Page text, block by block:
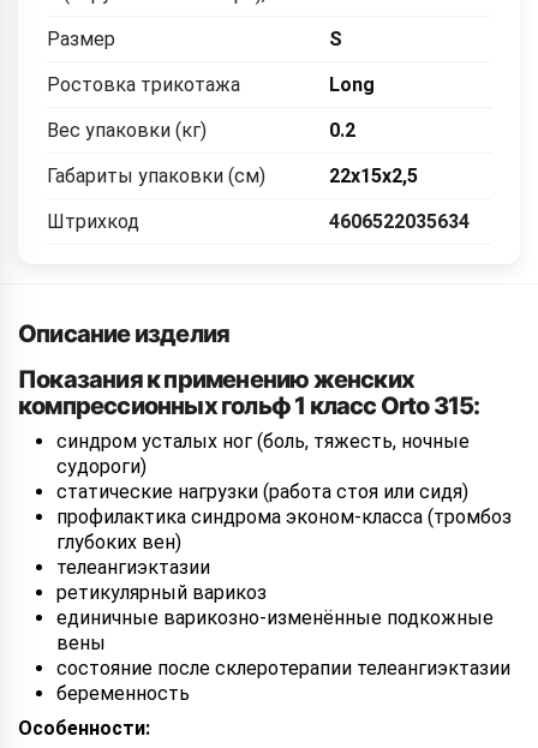
Размер
S
Ростовка трикотажа
Long
Вес упаковки (кг)
0.2
Габариты упаковки (см)
22x15x2,5
Штрихкод
4606522035634
Описание изделия
Показания к применению женских
компрессионных гольф 1 класс Orto 315:
синдром усталых ног (боль, тяжесть, ночные
судороги)
статические нагрузки (работа стоя или сидя)
профилактика синдрома эконом-класса (тромбоз
глубоких вен)
телеангиэктазии
ретикулярный варикоз
единичные варикозно-изменённые подкожные
вены
состояние после склеротерапии телеангиэктазии
беременность
Особенности: